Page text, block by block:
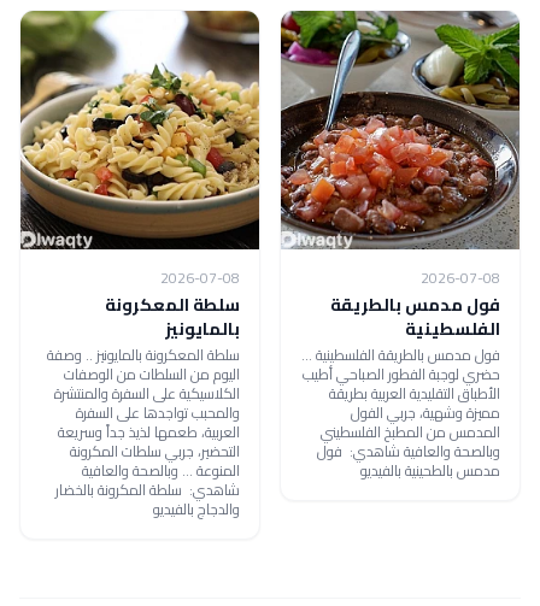
2026-07-08
فول مدمس بالطريقة
الفلسطينية
فول مدمس بالطريقة الفلسطينية ...
حضري لوجبة الفطور الصباحي أطيب
الأطباق التقليدية العربية بطريقة
مميزة وشهية، جربي الفول
المدمس من المطبخ الفلسطيني
وبالصحة والعافية شاهدي: فول
مدمس بالطحينية بالفيديو
2026-07-08
سلطة المعكرونة
بالمايونيز
سلطة المعكرونة بالمايونيز .. وصفة
اليوم من السلطات من الوصفات
الكلاسيكية على السفرة والمنتشرة
والمحبب تواجدها على السفرة
العربية، طعمها لذيذ جداً وسريعة
التحضير، جربي سلطات المكرونة
المنوعة ... وبالصحة والعافية
شاهدي: سلطة المكرونة بالخضار
والدجاج بالفيديو